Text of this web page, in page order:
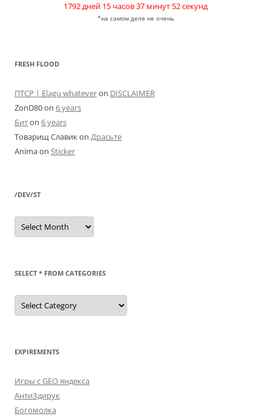
1792 дней 15 часов 37 минут 52 секунд
*на самом деле не очень
FRESH FLOOD
ПТСР | Elagu whateveron DISCLAIMER
ZonD80on 6 years
Битon 6 years
Товарищ Славикon Драсьте
Animaon Sticker
/DEV/ST
/dev/st
SELECT * FROM CATEGORIES
SELECT
FROM
EXPIREMENTS
Игры с GEO яндекса
АнтиЗдирук
Богомолка